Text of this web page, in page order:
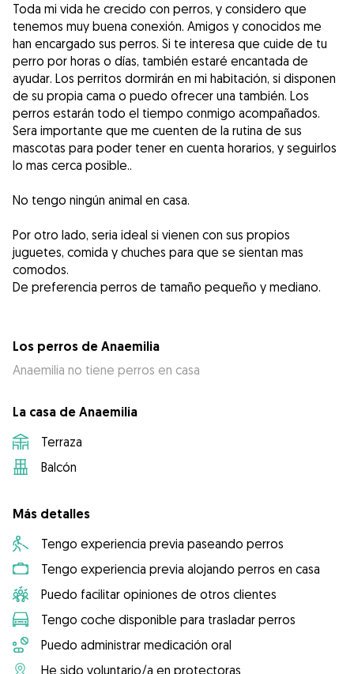
Toda mi vida he crecido con perros, y considero que
tenemos muy buena conexión. Amigos y conocidos me
han encargado sus perros. Si te interesa que cuide de tu
perro por horas o días, también estaré encantada de
ayudar. Los perritos dormirán en mi habitación, si disponen
de su propia cama o puedo ofrecer una también. Los
perros estarán todo el tiempo conmigo acompañados.
Sera importante que me cuenten de la rutina de sus
mascotas para poder tener en cuenta horarios, y seguirlos
lo mas cerca posible..
No tengo ningún animal en casa.
Por otro lado, seria ideal si vienen con sus propios
juguetes, comida y chuches para que se sientan mas
comodos.
De preferencia perros de tamaño pequeño y mediano.
Los perros de Anaemilia
Anaemilia no tiene perros en casa
La casa de Anaemilia
Terraza
Balcón
Más detalles
Tengo experiencia previa paseando perros
Tengo experiencia previa alojando perros en casa
Puedo facilitar opiniones de otros clientes
Tengo coche disponible para trasladar perros
Puedo administrar medicación oral
He sido voluntario/a en protectoras